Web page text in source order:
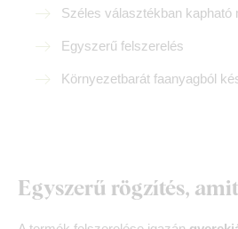
Széles választékban kapható
Egyszerű felszerelés
Környezetbarát faanyagból
Egyszerű rögzítés,